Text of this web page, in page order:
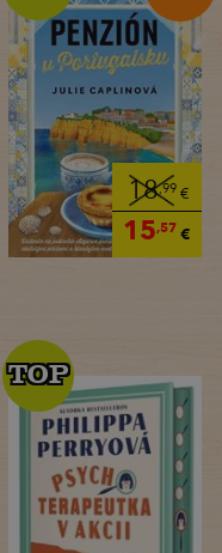
18,99 €
15,57 €
TOP
TOP